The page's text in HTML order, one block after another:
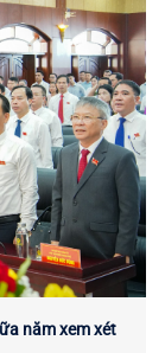
năm xem xét